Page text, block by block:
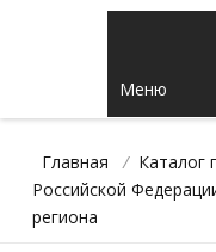
Меню
Главная / Каталог
Российской
региона